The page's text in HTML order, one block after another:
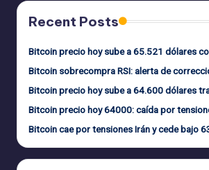
Recent Posts
Bitcoin precio hoy sube a 65.521 dólares
Bitcoin sobrecompra RSI: alerta de
Bitcoin precio hoy sube a 64.600 dólares
Bitcoin precio hoy 64000: caída por
Bitcoin cae por tensiones Irán y cede bajo